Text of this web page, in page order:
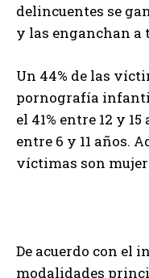
delincuentes se
y las enganchan a
Un 44% de las
pornografía
el 41% entre 12 y
entre 6 y 11 años.
víctimas son
De acuerdo con el
modalidades